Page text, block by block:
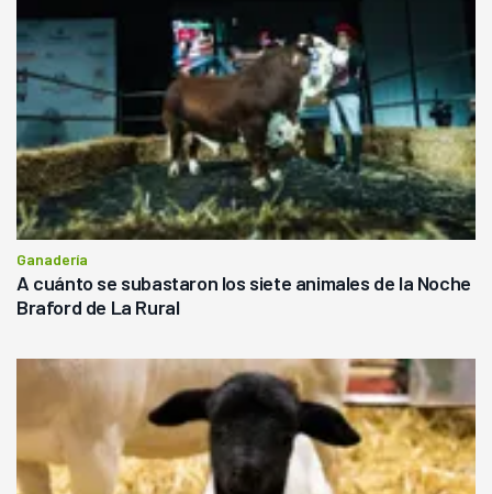
Ganadería
A cuánto se subastaron los siete animales de la Noche
Braford de La Rural